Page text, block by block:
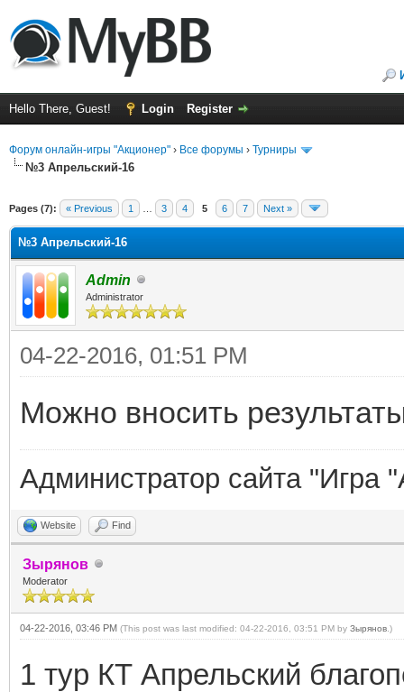
Hello There, Guest! Login Register
Форум онлайн-игры "Акционер" › Все форумы › Турниры
№3 Апрельский-16
Pages (7): « Previous 1 3 4 5 6 7 Next »
№3 Апрельский-16
Admin
Administrator
04-22-2016, 01:51 PM
Можно вносить
Администратор сайта "Игра
Website Find
Зырянов
Moderator
04-22-2016, 03:46 PM (This post was last modified: 04-22-2016, 03:51 PM by Зырянов .)
1 тур КТ Апрельский